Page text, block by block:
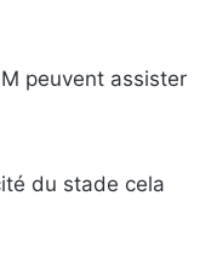
peuvent assister
du stade cela